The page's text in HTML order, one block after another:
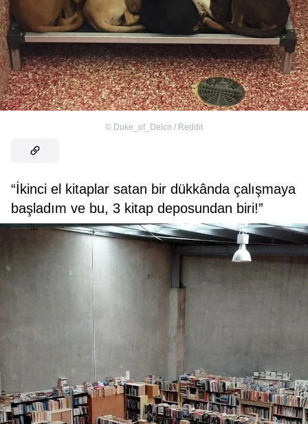
© Duke_of_Delco / Reddit
“İkinci el kitaplar satan bir dükkânda çalışmaya
başladım ve bu, 3 kitap deposundan biri!”